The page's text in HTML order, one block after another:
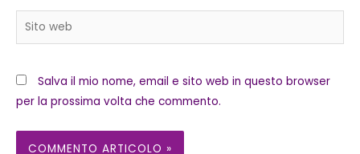
Sito
Salva il mio nome, email e sito web in questo browser
per la prossima volta che commento.